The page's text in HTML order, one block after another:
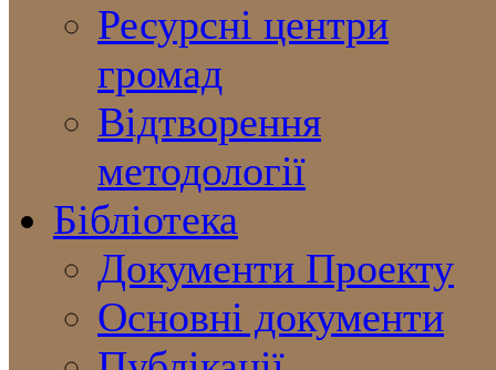
Ресурсні центри
громад
Відтворення
методології
Бібліотека
Документи Проекту
Основні документи